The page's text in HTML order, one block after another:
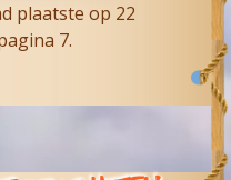
plaatste op 22
7.